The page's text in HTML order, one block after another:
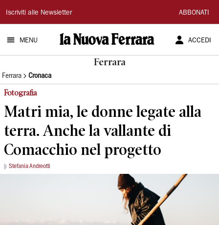
La
Nuova
Ferrara
Iscriviti alle Newsletter ABBONATI
MENU ACCEDI
Ferrara
Ferrara Cronaca
Fotografia
Matri mia, le donne legate alla
terra. Anche la vallante di
Comacchio nel progetto
Stefania Andreotti